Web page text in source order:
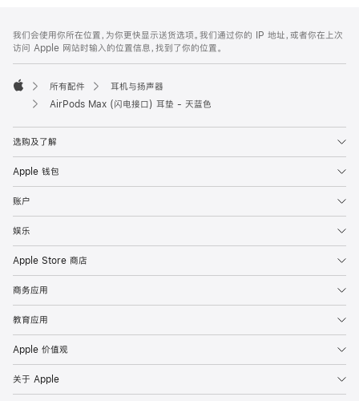
页
页
脚
注
我们会使用你所在位置，为你更快显示送货选项。我们通过你的 IP 地址，或者你在上次
访问 Apple 网站时输入的位置信息，找到了你的位置。
Apple
所有配件
耳机与扬声器
AirPods Max (闪电接口) 耳垫 - 天蓝色
选购及了解
Apple 钱包
账户
娱乐
Apple Store 商店
商务应用
教育应用
Apple 价值观
关于 Apple